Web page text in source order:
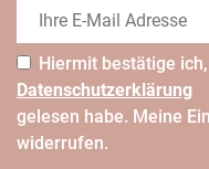
Hiermit bestätige
Daten­schutz­erklärung
gelesen habe. Meine
widerrufen.